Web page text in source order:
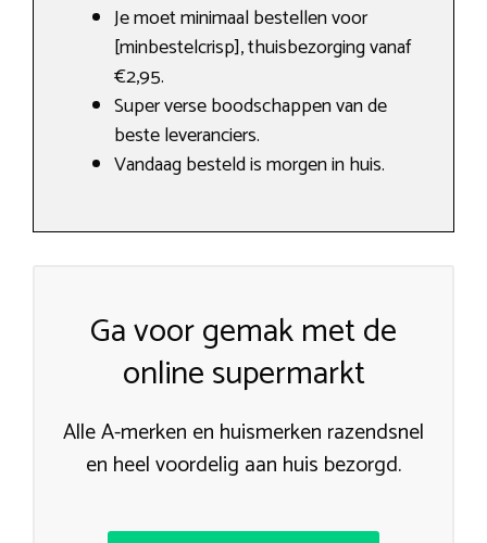
Je moet minimaal bestellen voor
[minbestelcrisp], thuisbezorging vanaf
€2,95.
Super verse boodschappen van de
beste leveranciers.
Vandaag besteld is morgen in huis.
Ga voor gemak met de
online supermarkt
Alle A-merken en huismerken razendsnel
en heel voordelig aan huis bezorgd.